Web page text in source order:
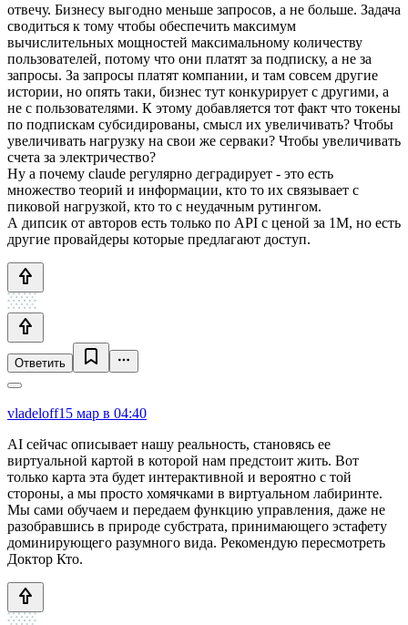
отвечу. Бизнесу выгодно меньше запросов, а не больше. Задача
сводиться к тому чтобы обеспечить максимум
вычислительных мощностей максимальному количеству
пользователей, потому что они платят за подписку, а не за
запросы. За запросы платят компании, и там совсем другие
истории, но опять таки, бизнес тут конкурирует с другими, а
не с пользователями. К этому добавляется тот факт что токены
по подпискам субсидированы, смысл их увеличивать? Чтобы
увеличивать нагрузку на свои же серваки? Чтобы увеличивать
счета за электричество?
Ну а почему claude регулярно деградирует - это есть
множество теорий и информации, кто то их связывает с
пиковой нагрузкой, кто то с неудачным рутингом.
А дипсик от авторов есть только по API с ценой за 1M, но есть
другие провайдеры которые предлагают доступ.
Ответить
vladeloff15 мар в 04:40
AI сейчас описывает нашу реальность, становясь ее
виртуальной картой в которой нам предстоит жить. Вот
только карта эта будет интерактивной и вероятно с той
стороны, а мы просто хомячками в виртуальном лабиринте.
Мы сами обучаем и передаем функцию управления, даже не
разобравшись в природе субстрата, принимающего эстафету
доминирующего разумного вида. Рекомендую пересмотреть
Доктор Кто.